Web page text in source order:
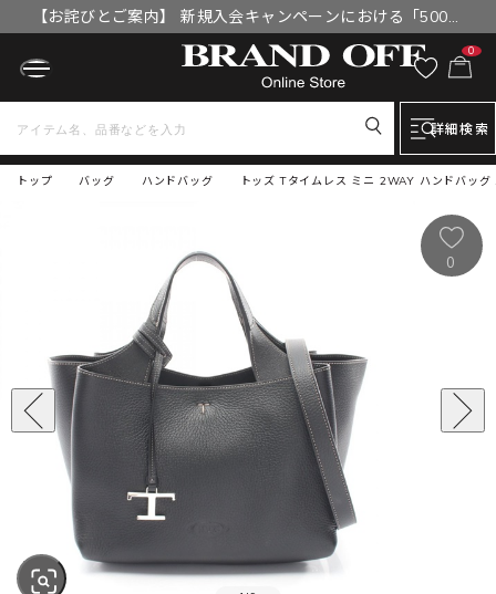
【お詫びとご案内】 新規入会キャンペーンにおける「500円
OFFクーポン」付与漏れと補填について
0
詳細検索
トップ トッズ Tタイムレス ミニ 2WAY ハンドバッ
バッグ ハンドバッグ
0